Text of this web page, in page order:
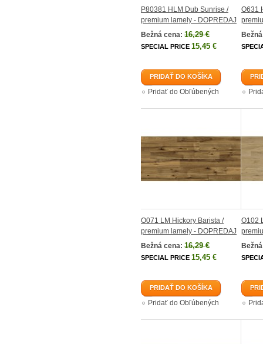
P80381 HLM Dub Sunrise /
premium lamely - DOPREDAJ
Bežná cena: 16,29 €
SPECIAL PRICE 15,45 €
PRIDAŤ DO KOŠÍKA
Pridať do Obľúbených
O631
O071 LM Hickory Barista /
premium lamely - DOPREDAJ
Bežná cena: 16,29 €
SPECIAL PRICE 15,45 €
PRIDAŤ DO KOŠÍKA
Pridať do Obľúbených
O102